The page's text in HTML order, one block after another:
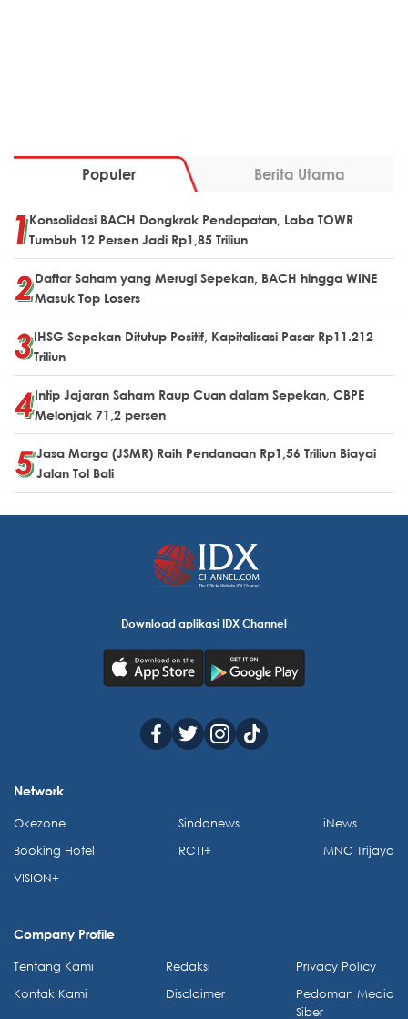
Populer Berita Utama
Konsolidasi BACH Dongkrak Pendapatan, Laba TOWR
Tumbuh 12 Persen Jadi Rp1,85 Triliun
Daftar Saham yang Merugi Sepekan, BACH hingga WINE
Masuk Top Losers
IHSG Sepekan Ditutup Positif, Kapitalisasi Pasar Rp11.212
Triliun
Intip Jajaran Saham Raup Cuan dalam Sepekan, CBPE
Melonjak 71,2 persen
Jasa Marga (JSMR) Raih Pendanaan Rp1,56 Triliun Biayai
Jalan Tol Bali
Download aplikasi IDX Channel
Network
Okezone
Booking Hotel
VISION+
Sindonews
RCTI+
iNews
MNC Trijaya
Company Profile
Tentang Kami
Kontak Kami
Redaksi
Disclaimer
Privacy Policy
Pedoman Media
Siber